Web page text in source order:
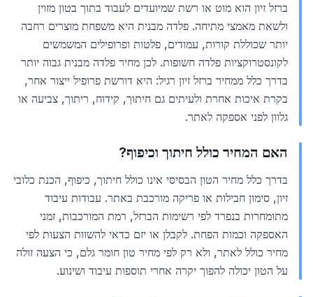
ברזל זיון הוא מוט או רשת שמיועדים לעבוד בתוך בטון מזוין
ולשאת מאמצי מתיחה. פלדה מבנית היא משפחת מוצרים רחבה
יותר שכוללת קורות, עמודים, פלטות ופרופילים המשמשים
לקונסטרוקציות פלדה חשופות. לכן מחיר פלדה מבנית גבוה יותר
בדרך כלל ממחיר ברזל זיון רגיל: היא דורשת פרופיל ייצור אחר,
בקרת איכות אחרת ולעיתים גם חיתוך, קידוח, ריתוך, צביעה או
גלוון לפני אספקה לאתר.
האם המחיר כולל חיתוך וכיפוף?
בדרך כלל מחיר הטון הבסיסי אינו כולל חיתוך, כיפוף, הכנת כלובי
זיון, סימון חבילות או פריקה מורכבת באתר. עבודות עיבוד
מתומחרות בנפרד לפי רשימות הברזל, רמת המורכבות, זמני
האספקה וכמות הפחת. לקבלן או יזם כדאי להשוות הצעות לפי
מחיר כולל לאתר, ולא רק לפי מחיר טון חומר גלם, כי הצעה זולה
על הטון יכולה להפוך יקרה אחרי תוספות עיבוד ושינוע.